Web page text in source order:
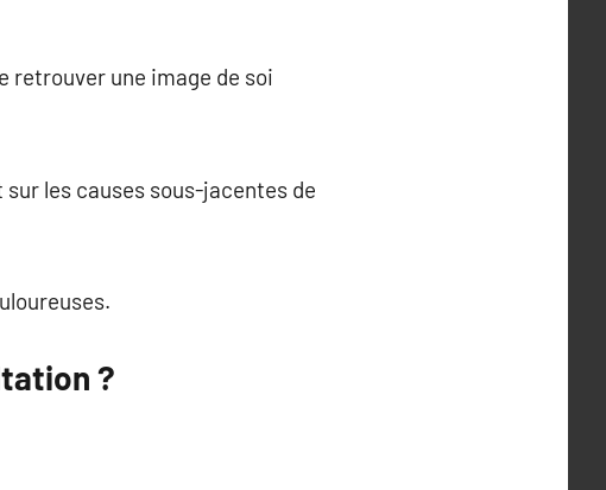
retrouver une image de soi
les causes sous-jacentes de
?